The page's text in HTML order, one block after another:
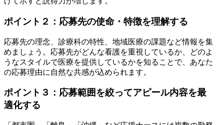
ポイント２：応募先の使命・特徴を理解する
応募先の理念、診療科の特性、地域医療の課題など情報を集
めましょう。応募先がどんな看護を重視しているか、どのよ
うなスタイルで医療を提供しているかを知ることで、あなた
の応募理由に自然な共感が込められます。
ポイント３：応募範囲を絞ってアピール内容を最
適化する